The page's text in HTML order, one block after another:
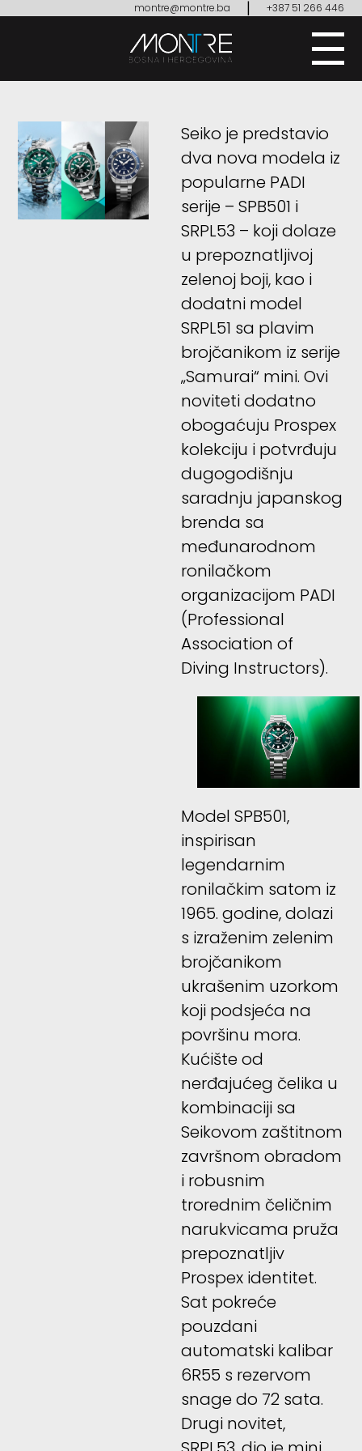
montre@montre.ba | +387 51 266 446
Seiko je predstavio
dva nova modela iz
popularne PADI
serije – SPB501 i
SRPL53 – koji dolaze
u prepoznatljivoj
zelenoj boji, kao i
dodatni model
SRPL51 sa plavim
brojčanikom iz serije
„Samurai“ mini. Ovi
noviteti dodatno
obogaćuju Prospex
kolekciju i potvrđuju
dugogodišnju
saradnju japanskog
brenda sa
međunarodnom
ronilačkom
organizacijom PADI
(Professional
Association of
Diving Instructors).
Model SPB501,
inspirisan
legendarnim
ronilačkim satom iz
1965. godine, dolazi
s izraženim zelenim
brojčanikom
ukrašenim uzorkom
koji podsjeća na
površinu mora.
Kućište od
nerđajućeg čelika u
kombinaciji sa
Seikovom zaštitnom
završnom obradom
i robusnim
trorednim čeličnim
narukvicama pruža
prepoznatljiv
Prospex identitet.
Sat pokreće
pouzdani
automatski kalibar
6R55 s rezervom
snage do 72 sata.
Drugi novitet,